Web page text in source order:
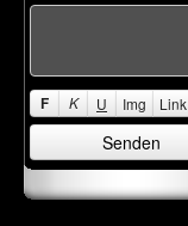
F K U Img Link